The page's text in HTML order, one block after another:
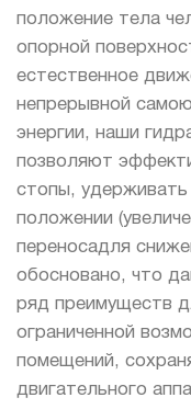
положение тела
опорной
естественное
непрерывной
энергии, наши
позволяют
стопы,
положении
переносадля
обосновано, что
ряд преимуществ
ограниченной
помещений,
двигательного